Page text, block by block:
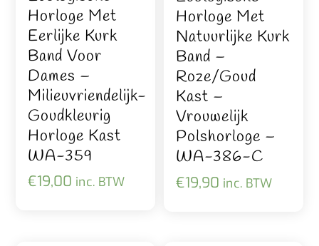
Horloge Met
Eerlijke Kurk
Band Voor
Dames –
Milieuvriendelijk-
Goudkleurig
Horloge Kast
WA-359
€19,00 inc. BTW
Horloge Met
Natuurlijke Kurk
Band –
Roze/goud
Kast –
Vrouwelijk
Polshorloge –
WA-386-C
€19,90 inc. BTW